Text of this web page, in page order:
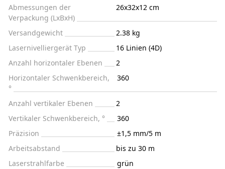
Abmessungen der
Verpackung (LxBxH)
26x32x12 cm
Versandgewicht
2.38 kg
Lasernivelliergerät Typ
16 Linien (4D)
Anzahl horizontaler Ebenen
2
Horizontaler Schwenkbereich,
°
360
Anzahl vertikaler Ebenen
2
Vertikaler Schwenkbereich, °
360
Präzision
±1,5 mm/5 m
Arbeitsabstand
bis zu 30 m
Laserstrahlfarbe
grün